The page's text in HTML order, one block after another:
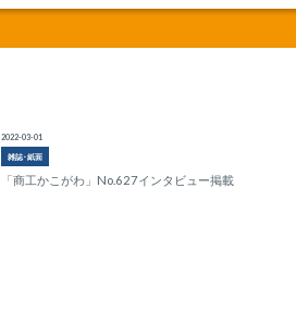
雑誌･紙面
2022-03-01
「商工かこがわ」No.627インタビュー掲載